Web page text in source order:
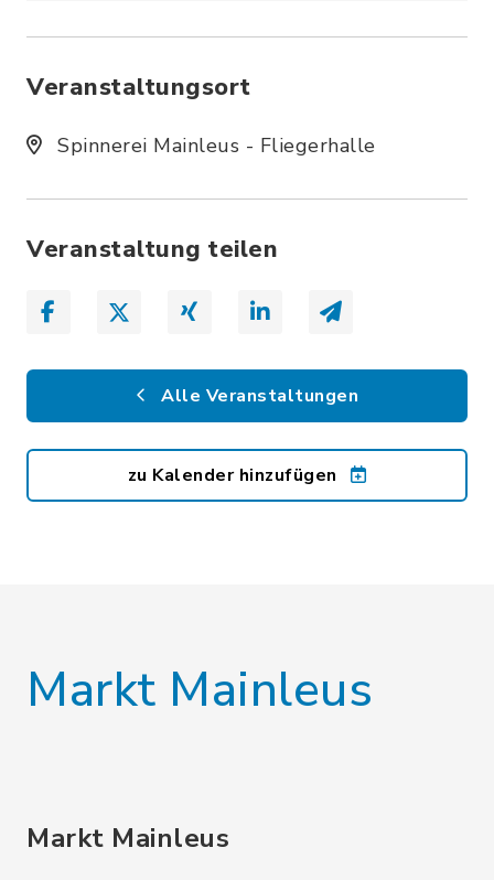
Veranstaltungsort
Spinnerei Mainleus - Fliegerhalle
Veranstaltung teilen
Alle Veranstaltungen
zu Kalender hinzufügen
Markt Mainleus
Markt Mainleus